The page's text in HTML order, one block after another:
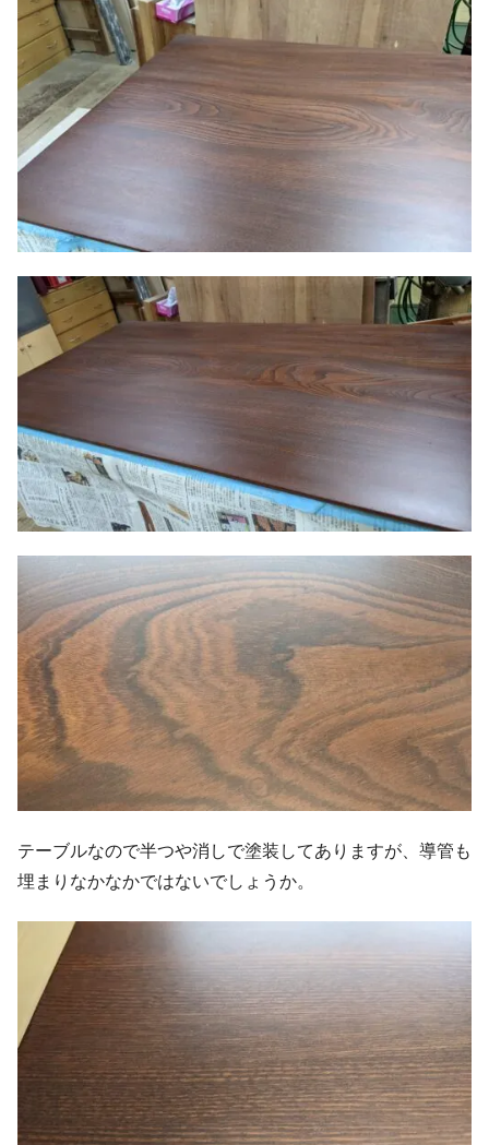
テーブルなので半つや消しで塗装してありますが、導管も
埋まりなかなかではないでしょうか。